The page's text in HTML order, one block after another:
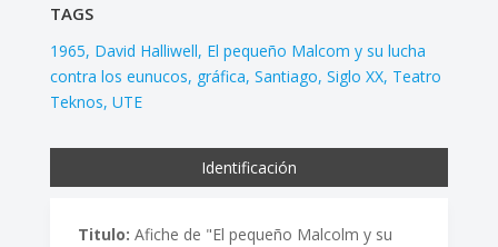
TAGS
1965 David Halliwell El pequeño Malcom y su lucha
contra los eunucos gráfica Santiago Siglo XX Teatro
Teknos UTE
Identificación
Titulo: Afiche de "El pequeño Malcolm y su